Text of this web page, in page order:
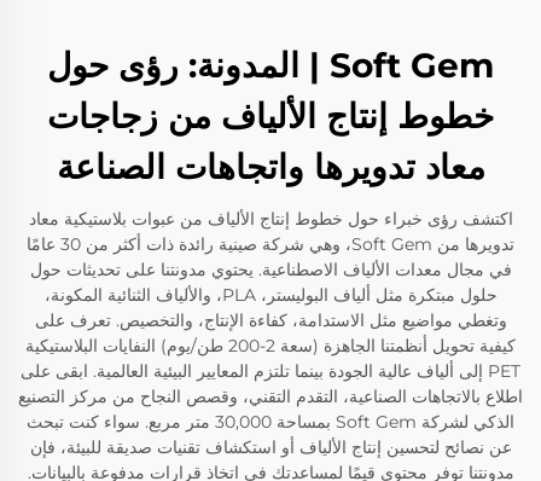
Soft Gem | المدونة: رؤى حول
خطوط إنتاج الألياف من زجاجات
معاد تدويرها واتجاهات الصناعة
اكتشف رؤى خبراء حول خطوط إنتاج الألياف من عبوات بلاستيكية معاد
تدويرها من Soft Gem، وهي شركة صينية رائدة ذات أكثر من 30 عامًا
في مجال معدات الألياف الاصطناعية. يحتوي مدونتنا على تحديثات حول
حلول مبتكرة مثل ألياف البوليستر، PLA، والألياف الثنائية المكونة،
وتغطي مواضيع مثل الاستدامة، كفاءة الإنتاج، والتخصيص. تعرف على
كيفية تحويل أنظمتنا الجاهزة (سعة 2-200 طن/يوم) النفايات البلاستيكية
PET إلى ألياف عالية الجودة بينما تلتزم المعايير البيئية العالمية. ابقى على
اطلاع بالاتجاهات الصناعية، التقدم التقني، وقصص النجاح من مركز التصنيع
الذكي لشركة Soft Gem بمساحة 30,000 متر مربع. سواء كنت تبحث
عن نصائح لتحسين إنتاج الألياف أو استكشاف تقنيات صديقة للبيئة، فإن
مدونتنا توفر محتوى قيمًا لمساعدتك في اتخاذ قرارات مدفوعة بالبيانات.